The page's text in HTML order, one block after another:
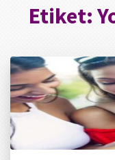
Etiket: